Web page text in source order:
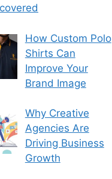
How Custom Polo
Shirts Can
Improve Your
Brand Image
Why Creative
Agencies Are
Driving Business
Growth